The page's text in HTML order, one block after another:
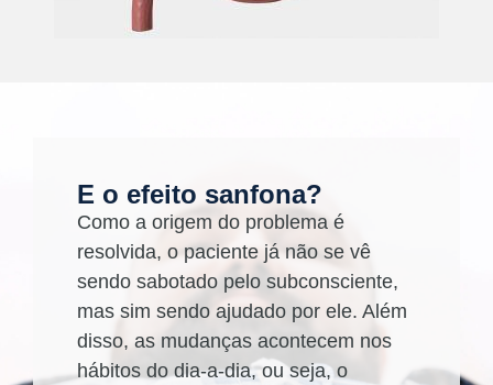
E o efeito sanfona?
Como a origem do problema é
resolvida, o paciente já não se vê
sendo sabotado pelo subconsciente,
mas sim sendo ajudado por ele. Além
disso, as mudanças acontecem nos
hábitos do dia-a-dia, ou seja, o